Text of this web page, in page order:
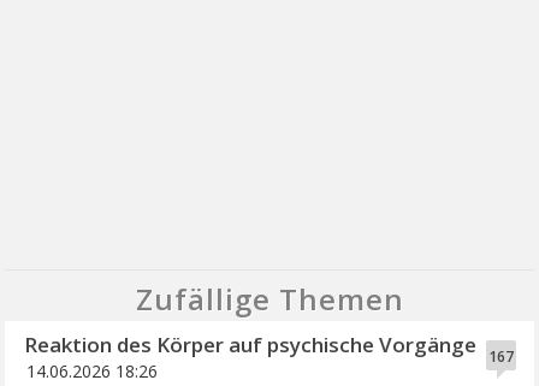
Zufällige Themen
167
Reaktion des Körper auf psychische Vorgänge
14.06.2026 18:26